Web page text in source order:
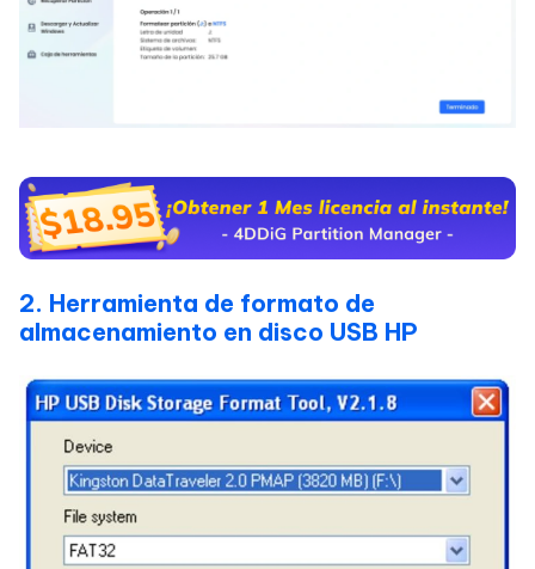
2. Herramienta de formato de
almacenamiento en disco USB HP